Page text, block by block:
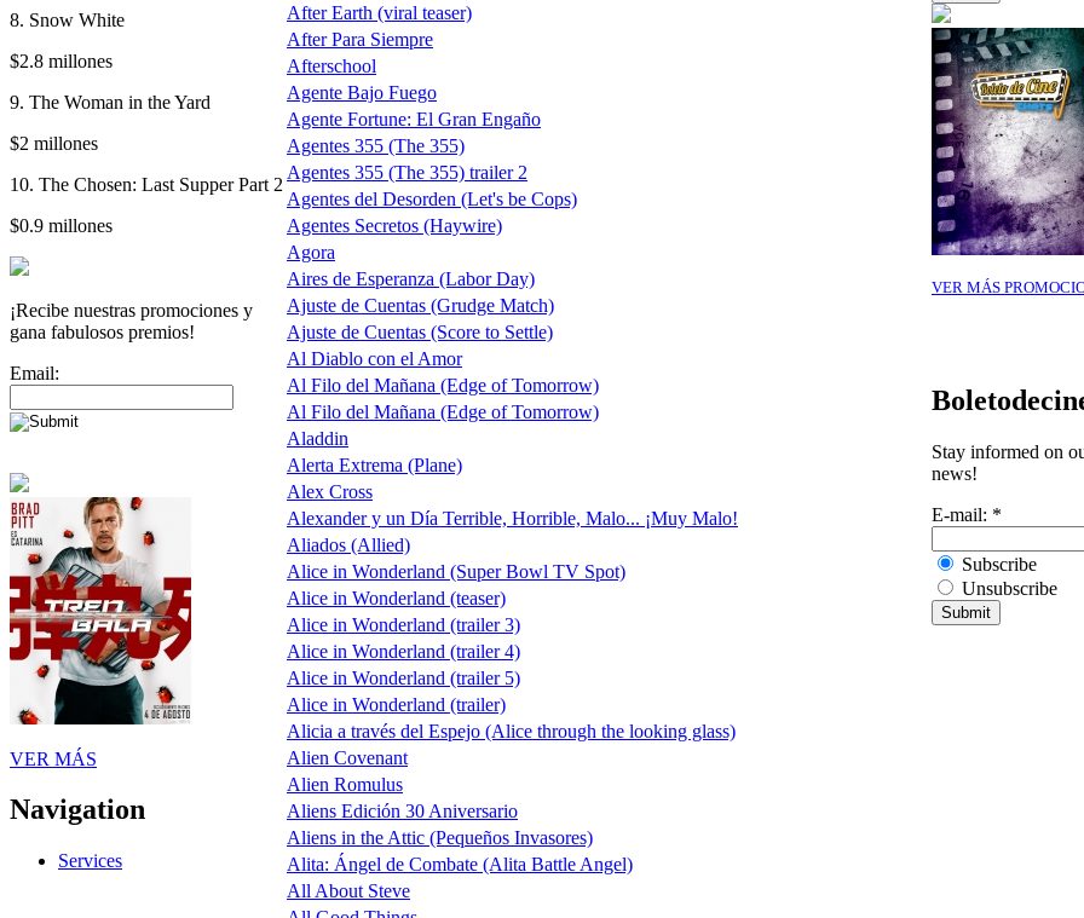
8. Snow White
$2.8 millones
9. The Woman in the Yard
$2 millones
10. The Chosen: Last Supper Part 2
$0.9 millones
¡Recibe nuestras promociones y
gana fabulosos premios!
Email:
VER MÁS
Navigation
Services
After Earth (viral teaser)
After Para Siempre
Afterschool
Agente Bajo Fuego
Agente Fortune: El Gran Engaño
Agentes 355 (The 355)
Agentes 355 (The 355) trailer 2
Agentes del Desorden (Let's be Cops)
Agentes Secretos (Haywire)
Agora
Aires de Esperanza (Labor Day)
Ajuste de Cuentas (Grudge Match)
Ajuste de Cuentas (Score to Settle)
Al Diablo con el Amor
Al Filo del Mañana (Edge of Tomorrow)
Al Filo del Mañana (Edge of Tomorrow)
Aladdin
Alerta Extrema (Plane)
Alex Cross
Alexander y un Día Terrible, Horrible, Malo... ¡Muy Malo!
Aliados (Allied)
Alice in Wonderland (Super Bowl TV Spot)
Alice in Wonderland (teaser)
Alice in Wonderland (trailer 3)
Alice in Wonderland (trailer 4)
Alice in Wonderland (trailer 5)
Alice in Wonderland (trailer)
Alicia a través del Espejo (Alice through the looking glass)
Alien Covenant
Alien Romulus
Aliens Edición 30 Aniversario
Aliens in the Attic (Pequeños Invasores)
Alita: Ángel de Combate (Alita Battle Angel)
All About Steve
VER MÁS
Stay informed on
news!
E-mail: *
Subscribe
Unsubscribe